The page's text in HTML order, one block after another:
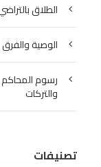
الطلاق بالتراضي في الأردن
الوصية والفرق
والتركات
تصنيفات